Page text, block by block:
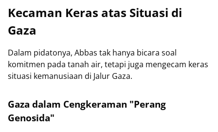
Kecaman Keras atas Situasi di
Gaza
Dalam pidatonya, Abbas tak hanya bicara soal
komitmen pada tanah air, tetapi juga mengecam keras
situasi kemanusiaan di Jalur Gaza.
Gaza dalam Cengkeraman "Perang
Genosida"